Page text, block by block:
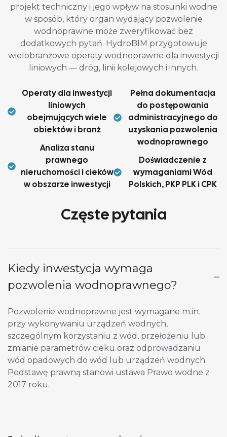
projekt techniczny i jego wpływ na stosunki wodne
w sposób, który organ wydający pozwolenie
wodnoprawne może zweryfikować bez
dodatkowych pytań. HydroBIM przygotowuje
wielobranżowe operaty wodnoprawne dla inwestycji
liniowych — dróg, linii kolejowych i innych.
Operaty dla inwestycji
liniowych
obejmujących wiele
obiektów i branż
Analiza stanu
prawnego
nieruchomości i cieków
w obszarze inwestycji
Pełna dokumentacja
do postępowania
administracyjnego do
uzyskania pozwolenia
wodnoprawnego
Doświadczenie z
wymaganiami Wód
Polskich, PKP PLK i CPK
Częste pytania
Kiedy inwestycja wymaga
pozwolenia wodnoprawnego?
Pozwolenie wodnoprawne jest wymagane m.in.
przy wykonywaniu urządzeń wodnych,
szczególnym korzystaniu z wód, przełożeniu lub
zmianie parametrów cieku oraz odprowadzaniu
wód opadowych do wód lub urządzeń wodnych.
Podstawę prawną stanowi ustawa Prawo wodne z
2017 roku.